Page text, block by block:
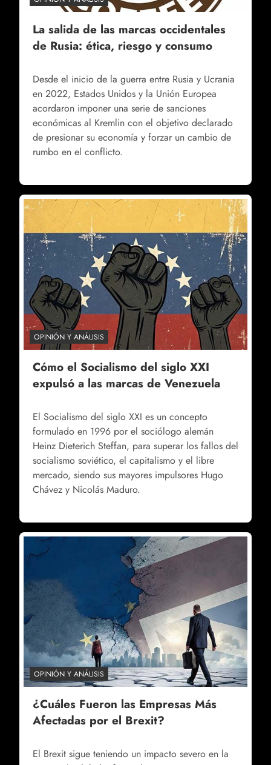
La salida de las marcas occidentales
de Rusia: ética, riesgo y consumo
Desde el inicio de la guerra entre Rusia y Ucrania
en 2022, Estados Unidos y la Unión Europea
acordaron imponer una serie de sanciones
económicas al Kremlin con el objetivo declarado
de presionar su economía y forzar un cambio de
rumbo en el conflicto.
OPINIÓN Y ANÁLISIS
Cómo el Socialismo del siglo XXI
expulsó a las marcas de Venezuela
El Socialismo del siglo XXI es un concepto
formulado en 1996 por el sociólogo alemán
Heinz Dieterich Steffan, para superar los fallos del
socialismo soviético, el capitalismo y el libre
mercado, siendo sus mayores impulsores Hugo
Chávez y Nicolás Maduro.
OPINIÓN Y ANÁLISIS
¿Cuáles Fueron las Empresas Más
Afectadas por el Brexit?
El Brexit sigue teniendo un impacto severo en la